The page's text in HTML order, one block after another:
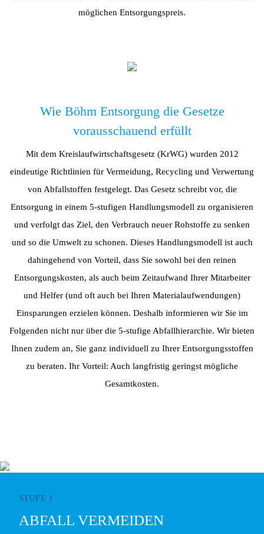
möglichen Entsorgungspreis.
Wie Böhm Entsorgung die Gesetze
vorausschauend erfüllt
Mit dem Kreislaufwirtschaftsgesetz (KrWG) wurden 2012
eindeutige Richtlinien für Vermeidung, Recycling und Verwertung
von Abfallstoffen festgelegt. Das Gesetz schreibt vor, die
Entsorgung in einem 5-stufigen Handlungsmodell zu organisieren
und verfolgt das Ziel, den Verbrauch neuer Rohstoffe zu senken
und so die Umwelt zu schonen. Dieses Handlungsmodell ist auch
dahingehend von Vorteil, dass Sie sowohl bei den reinen
Entsorgungskosten, als auch beim Zeitaufwand Ihrer Mitarbeiter
und Helfer (und oft auch bei Ihren Materialaufwendungen)
Einsparungen erzielen können. Deshalb informieren wir Sie im
Folgenden nicht nur über die 5-stufige Abfallhierarchie. Wir bieten
Ihnen zudem an, Sie ganz individuell zu Ihrer Entsorgungsstoffen
zu beraten. Ihr Vorteil: Auch langfristig geringst mögliche
Gesamtkosten.
STUFE 1
ABFALL VERMEIDEN